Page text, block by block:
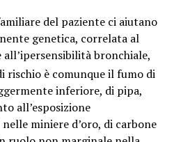
del paziente ci aiutano
genetica, correlata al
bronchiale,
è comunque il fumo di
inferiore, di pipa,
all’esposizione
miniere d’oro, di carbone